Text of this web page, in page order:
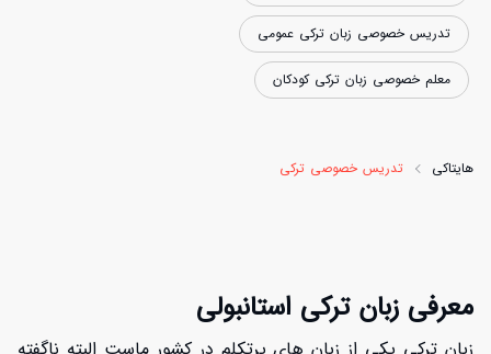
تدریس خصوصی زبان ترکی عمومی
معلم خصوصی زبان ترکی کودکان
هایتاکی تدریس خصوصی ترکی
معرفی زبان ترکی استانبولی